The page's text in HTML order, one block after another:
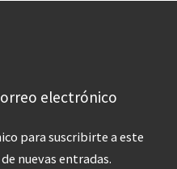
electrónico
para suscribirte a este
nuevas entradas.